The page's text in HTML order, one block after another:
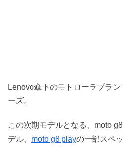
Lenovo傘下のモトローラブラ
ーズ。
この次期モデルとなる、moto
デル、 moto g8 playの一部スペ